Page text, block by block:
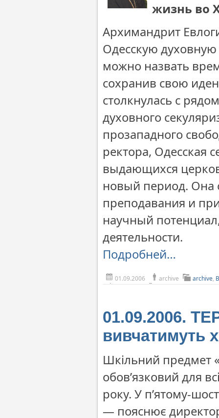
жизнь во
Архимандрит
Одесскую
можно назвать
сохранив свою
столкнулась с
духовного
прозападного
ректора, Одесская
выдающихся
новый период. Она
преподавания и
научный
деятельности.
Подробней…
01.09.2006 archive archive,
01.09.2006.
вивчатимуть
Шкільний предмет
обов’язковий для
року. У п’ятому-
— пояснює